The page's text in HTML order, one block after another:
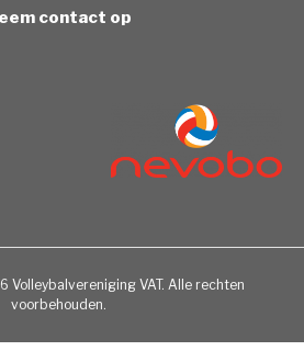
contact op
Volleybalvereniging VAT. Alle rechten
voorbehouden.